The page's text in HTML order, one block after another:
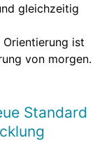
gleichzeitig
Orientierung ist
von morgen.
Standard